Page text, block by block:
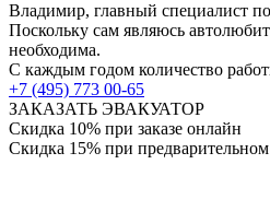
Владимир, главный специалист
Поскольку сам являюсь
необходима.
С каждым годом количество
+7 (495) 773 00-65
ЗАКАЗАТЬ ЭВАКУАТОР
Скидка 10% при заказе онлайн
Скидка 15% при предварительном